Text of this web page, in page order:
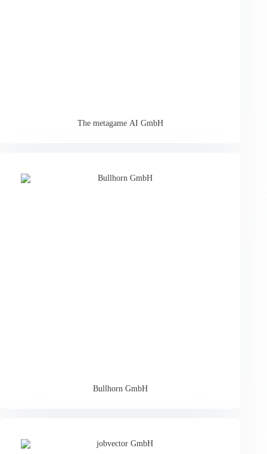
The metagame AI GmbH
Bullhorn GmbH